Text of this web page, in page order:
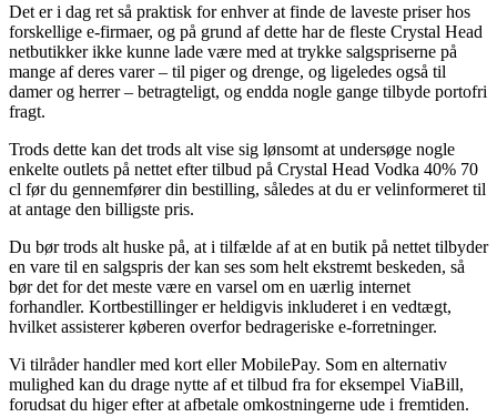
Det er i dag ret så praktisk for enhver at finde de laveste priser hos
forskellige e-firmaer, og på grund af dette har de fleste Crystal Head
netbutikker ikke kunne lade være med at trykke salgspriserne på
mange af deres varer – til piger og drenge, og ligeledes også til
damer og herrer – betragteligt, og endda nogle gange tilbyde portofri
fragt.
Trods dette kan det trods alt vise sig lønsomt at undersøge nogle
enkelte outlets på nettet efter tilbud på Crystal Head Vodka 40% 70
cl før du gennemfører din bestilling, således at du er velinformeret til
at antage den billigste pris.
Du bør trods alt huske på, at i tilfælde af at en butik på nettet tilbyder
en vare til en salgspris der kan ses som helt ekstremt beskeden, så
bør det for det meste være en varsel om en uærlig internet
forhandler. Kortbestillinger er heldigvis inkluderet i en vedtægt,
hvilket assisterer køberen overfor bedrageriske e-forretninger.
Vi tilråder handler med kort eller MobilePay. Som en alternativ
mulighed kan du drage nytte af et tilbud fra for eksempel ViaBill,
forudsat du higer efter at afbetale omkostningerne ude i fremtiden.